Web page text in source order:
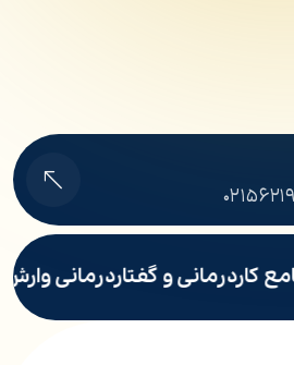
کاردرمانی و گفتاردرمانی وارش